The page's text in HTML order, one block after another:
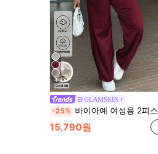
4
GLAMSKIN
-25% 바이아예 여성용 2피스 순면 솔리드 컬러 라운지웨어 세트 탑, 가을 캐주얼 스포츠 아웃핏 우아한 여름
15,790원